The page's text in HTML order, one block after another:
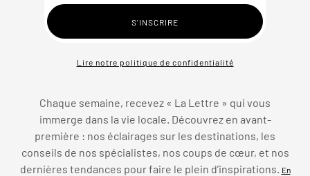
Lire notre politique de confidentialité
Chaque semaine, recevez « La Lettre » qui vous
immerge dans la vie locale. Découvrez en avant-
première : nos éclairages sur les destinations, les
conseils de nos spécialistes, nos coups de cœur, et nos
dernières tendances pour faire le plein d’inspirations.
En